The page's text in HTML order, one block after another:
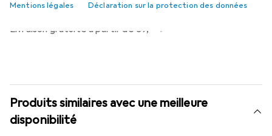
Mentions légales Déclaration sur la protection des données
Livraison gratuite à partir de 39,– i
Produits similaires avec une meilleure
disponibilité